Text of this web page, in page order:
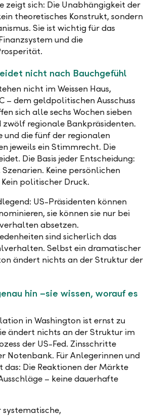
zeigt sich: Die Unabhängigkeit der
theoretisches Konstrukt, sondern
Sie ist wichtig für das
und die
nicht nach Bauchgefühl
nicht im Weissen Haus,
– dem geldpolitischen Ausschuss
sich alle sechs Wochen sieben
zwölf regionale Bankpräsidenten.
und die fünf der regionalen
jeweils ein Stimmrecht. Die
Die Basis jeder Entscheidung:
Keine persönlichen
politischer Druck.
US-Präsidenten können
sie können sie nur bei
absetzen.
sind sicherlich das
Selbst ein dramatischer
ändert nichts an der Struktur der
hin –sie wissen, worauf es
in Washington ist ernst zu
ändert nichts an der Struktur im
der US-Fed. Zinsschritte
Notenbank. Für Anlegerinnen und
das: Die Reaktionen der Märkte
– keine dauerhafte